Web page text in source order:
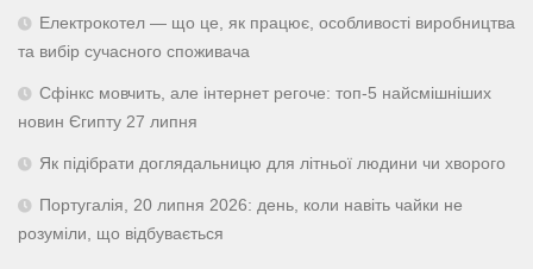
Електрокотел — що це, як працює, особливості виробництва
та вибір сучасного споживача
Сфінкс мовчить, але інтернет регоче: топ-5 найсмішніших
новин Єгипту 27 липня
Як підібрати доглядальницю для літньої людини чи хворого
Португалія, 20 липня 2026: день, коли навіть чайки не
розуміли, що відбувається